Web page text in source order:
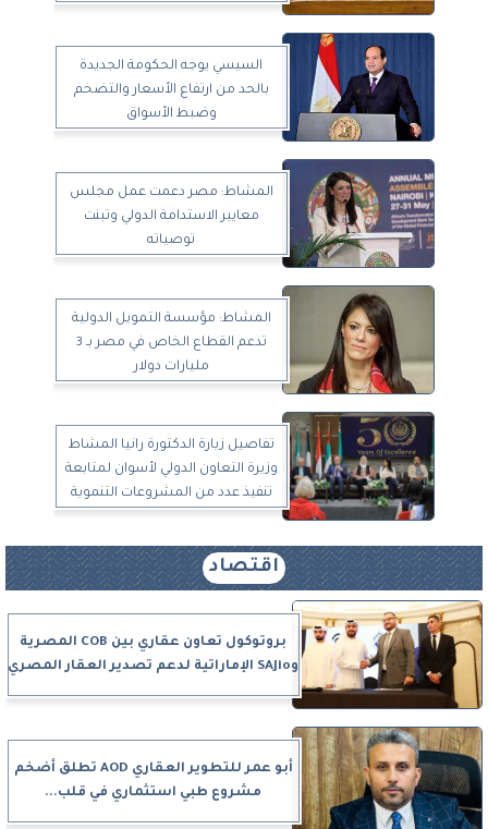
السيسي يوجه الحكومة الجديدة
بالحد من ارتفاع الأسعار والتضخم
وضبط الأسواق
المشاط: مصر دعمت عمل مجلس
معايير الاستدامة الدولي وتبنت
توصياته
المشاط: مؤسسة التمويل الدولية
تدعم القطاع الخاص في مصر بـ 3
مليارات دولار
تفاصيل زيارة الدكتورة رانيا المشاط
وزيرة التعاون الدولي لأسوان لمتابعة
تنفيذ عدد من المشروعات التنموية
اقتصاد
بروتوكول تعاون عقاري بين COB المصرية
وSAJio الإماراتية لدعم تصدير العقار المصري
أبو عمر للتطوير العقاري AOD تطلق أضخم
مشروع طبي استثماري في قلب...